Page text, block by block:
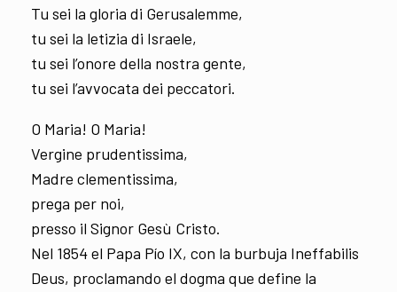
Tu sei la gloria di Gerusalemme,
tu sei la letizia di Israele,
tu sei l’onore della nostra gente,
tu sei l’avvocata dei peccatori.
O Maria! O Maria!
Vergine prudentissima,
Madre clementissima,
prega per noi,
presso il Signor Gesù Cristo.
Nel 1854 el Papa Pío IX, con la burbuja Ineffabilis
Deus, proclamando el dogma que define la